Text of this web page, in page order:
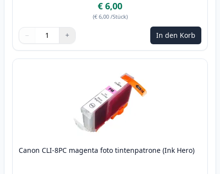
€ 6,00
(€ 6,00 /Stück)
Menge
Verwenden Sie die Tasten, um anzupassen
− +
Menge 1 In den Korb
Canon CLI-8PC magenta foto tintenpatrone (Ink Hero)